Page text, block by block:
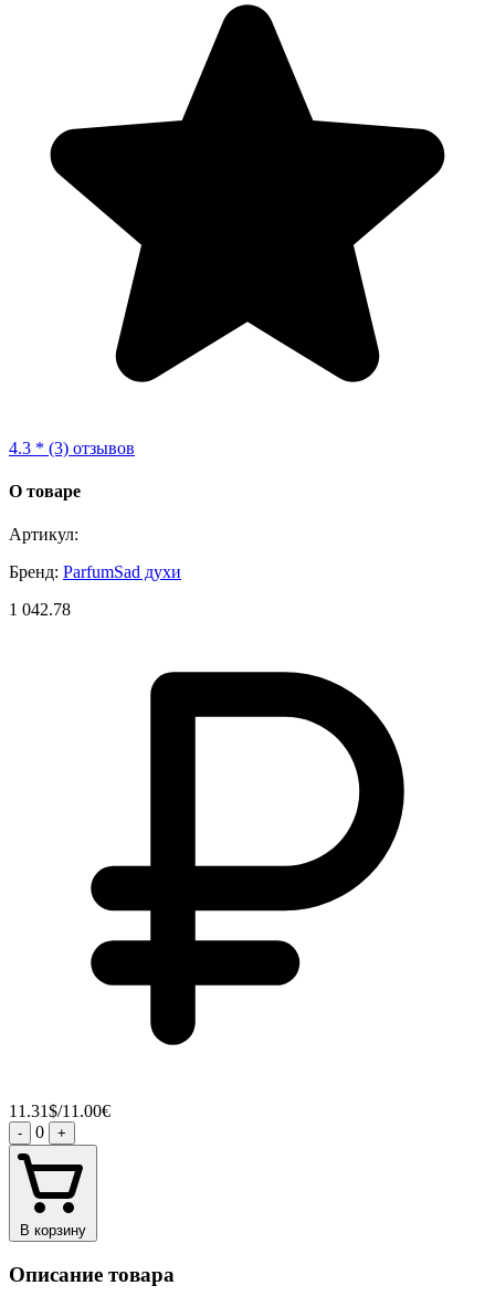
4.3 * (3) отзывов
О товаре
Артикул:
Бренд: ParfumSad духи
1 042.78
11.31$/11.00€
- 0 +
В корзину
Описание товара